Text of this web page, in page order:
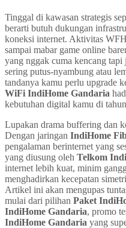
Tinggal di kawasan strategis
berarti butuh dukungan
koneksi internet. Aktivitas
sampai mabar game online
yang nggak cuma kencang
sering putus-nyambung atau
tandanya kamu perlu upgrade
WiFi IndiHome Gandaria
kebutuhan digital kamu di
Lupakan drama buffering dan
Dengan jaringan IndiHome
pengalaman berinternet yang
yang diusung oleh Telkom
internet lebih kuat, minim
menghadirkan kecepatan
Artikel ini akan mengupas
mulai dari pilihan Paket
IndiHome Gandaria, promo
IndiHome Gandaria yang